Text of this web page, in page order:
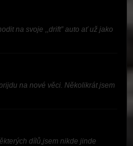
na svoje ,,drift” auto ať už jako
na nové věci. Několikrát jsem
dílů,jsem nikde jinde